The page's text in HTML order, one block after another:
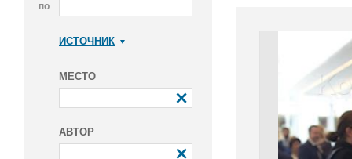
по
ИСТОЧНИК
МЕСТО
АВТОР